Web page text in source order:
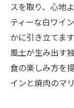
スを取り、心地
ティーな白ワイ
かに引き立てま
風土が生み出す
食の楽しみ方を
インと焼肉のマ